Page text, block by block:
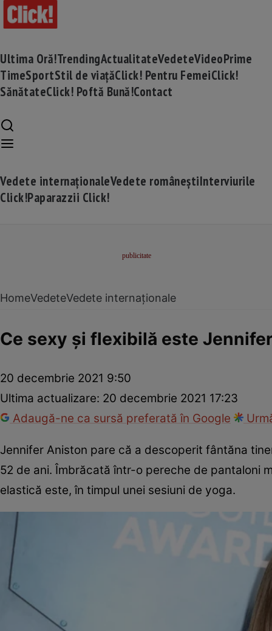
Ultima Oră!TrendingActualitateVedeteVideoPrime
TimeSportStil de viațăClick! Pentru FemeiClick!
SănătateClick! Poftă Bună!Contact
Vedete internaționaleVedete româneștiInterviurile
Click!Paparazzii Click!
HomeVedeteVedete internaționale
Ce sexy și flexibilă este
20 decembrie 2021 9:50
Ultima actualizare: 20 decembrie 2021 17:23
Adaugă-ne ca sursă preferată în Google
Jennifer Aniston pare că a descoperit fântăna
52 de ani. Îmbrăcată într-o pereche de pantaloni
elastică este, în timpul unei sesiuni de yoga.